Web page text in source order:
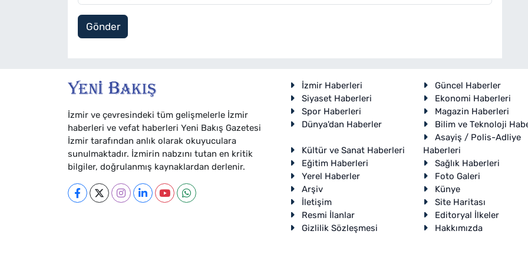
Gönder
İzmir ve çevresindeki tüm gelişmelerle İzmir
haberleri ve vefat haberleri Yeni Bakış Gazetesi
İzmir tarafından anlık olarak okuyuculara
sunulmaktadır. İzmirin nabzını tutan en kritik
bilgiler, doğrulanmış kaynaklardan derlenir.
İzmir Haberleri
Güncel Haberler
Siyaset Haberleri
Ekonomi Haberleri
Spor Haberleri
Magazin Haberleri
Dünya'dan Haberler
Bilim ve Teknoloji
Kültür ve Sanat Haberleri
Asayiş / Polis-Adliye
Haberleri
Eğitim Haberleri
Sağlık Haberleri
Yerel Haberler
Foto Galeri
Arşiv
Künye
İletişim
Site Haritası
Resmi İlanlar
Editoryal İlkeler
Gizlilik Sözleşmesi
Hakkımızda